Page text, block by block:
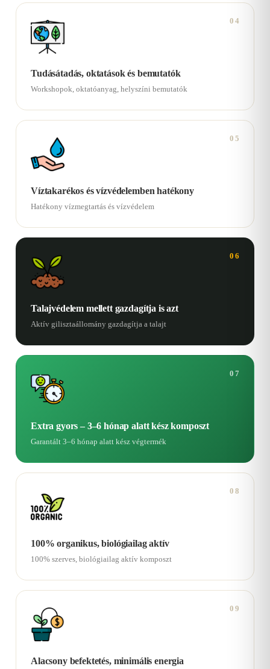
04
Tudásátadás, oktatások és bemutatók
Workshopok, oktatóanyag, helyszíni bemutatók
05
Víztakarékos és vízvédelemben hatékony
Hatékony vízmegtartás és vízvédelem
06
Talajvédelem mellett gazdagítja is azt
Aktív gilisztaállomány gazdagítja a talajt
07
Extra gyors – 3–6 hónap alatt kész komposzt
Garantált 3–6 hónap alatt kész végtermék
08
100% organikus, biológiailag aktív
100% szerves, biológiailag aktív komposzt
09
Alacsony befektetés, minimális energia